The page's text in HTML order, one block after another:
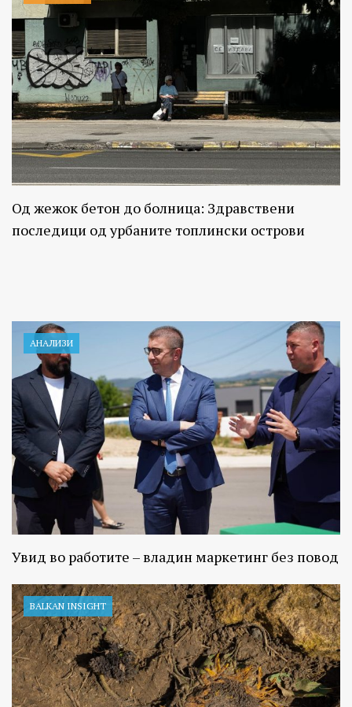
Од жежок бетон до болница: Здравствени
последици од урбаните топлински острови
АНАЛИЗИ
Увид во работите – владин маркетинг без повод
BALKAN INSIGHT